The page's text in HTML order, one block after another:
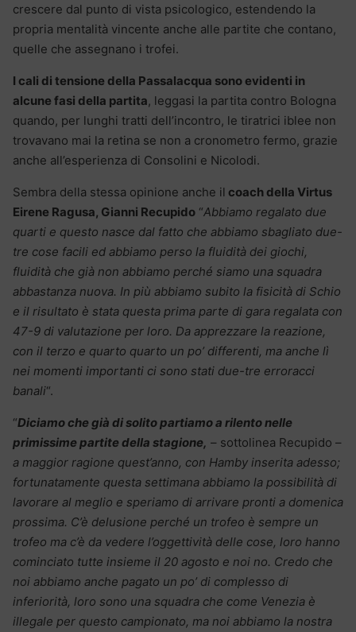
crescere dal punto di vista psicologico, estendendo la
propria mentalità vincente anche alle partite che contano,
quelle che assegnano i trofei.
I cali di tensione della Passalacqua sono evidenti in
alcune fasi della partita, leggasi la partita contro Bologna
quando, per lunghi tratti dell’incontro, le tiratrici iblee non
trovavano mai la retina se non a cronometro fermo, grazie
anche all’esperienza di Consolini e Nicolodi.
Sembra della stessa opinione anche il coach della Virtus
Eirene Ragusa, Gianni Recupido “Abbiamo regalato due
quarti e questo nasce dal fatto che abbiamo sbagliato due-
tre cose facili ed abbiamo perso la fluidità dei giochi,
fluidità che già non abbiamo perché siamo una squadra
abbastanza nuova. In più abbiamo subito la fisicità di Schio
e il risultato è stata questa prima parte di gara regalata con
47-9 di valutazione per loro. Da apprezzare la reazione,
con il terzo e quarto quarto un po’ differenti, ma anche lì
nei momenti importanti ci sono stati due-tre erroracci
banali“.
“Diciamo che già di solito partiamo a rilento nelle
primissime partite della stagione, – sottolinea Recupido –
a maggior ragione quest’anno, con Hamby inserita adesso;
fortunatamente questa settimana abbiamo la possibilità di
lavorare al meglio e speriamo di arrivare pronti a domenica
prossima. C’è delusione perché un trofeo è sempre un
trofeo ma c’è da vedere l’oggettività delle cose, loro hanno
cominciato tutte insieme il 20 agosto e noi no. Credo che
noi abbiamo anche pagato un po’ di complesso di
inferiorità, loro sono una squadra che come Venezia è
illegale per questo campionato, ma noi abbiamo la nostra